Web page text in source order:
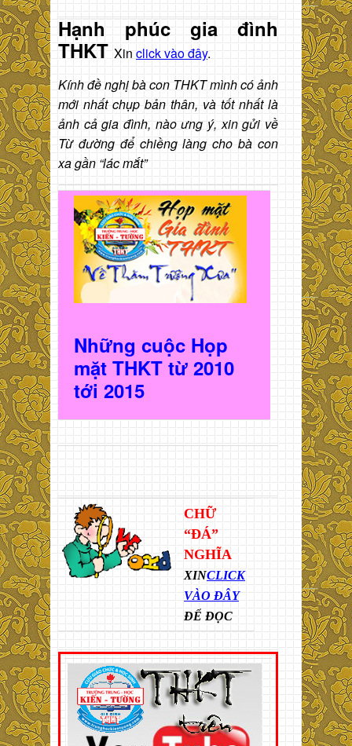
Hạnh phúc gia đình
THKT Xin click vào đây.
Kính đề nghị bà con THKT mình có ảnh
mới nhất chụp bản thân, và tốt nhất là
ảnh cả gia đình, nào ưng ý, xin gửi về
Từ đường để chiềng làng cho bà con
xa gần “lác mắt”
Những cuộc Họp
mặt THKT từ 2010
tới 2015
CHỮ
“ĐÁ”
NGHĨA
XINCLICK
VÀO ĐÂY
ĐỂ ĐỌC